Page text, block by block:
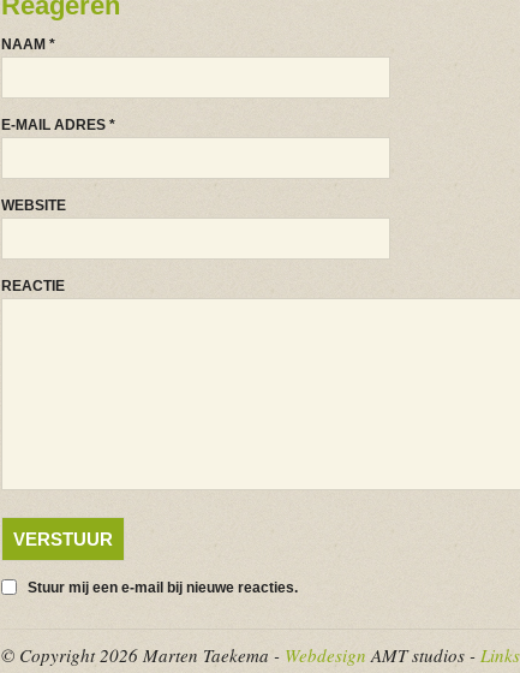
NAAM *
E-MAIL ADRES *
WEBSITE
REACTIE
Stuur mij een e-mail bij nieuwe reacties.
© Copyright 2026 Marten Taekema - Webdesign AMT studios - Links